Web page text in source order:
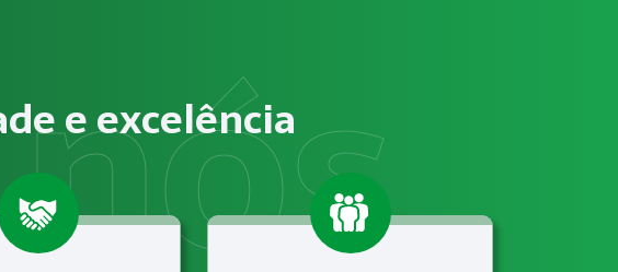
devem atender às exigências relacionadas a Gestão de SST
de Setor Alimentício com suporte técnico completo, acompanhamento
e excelência